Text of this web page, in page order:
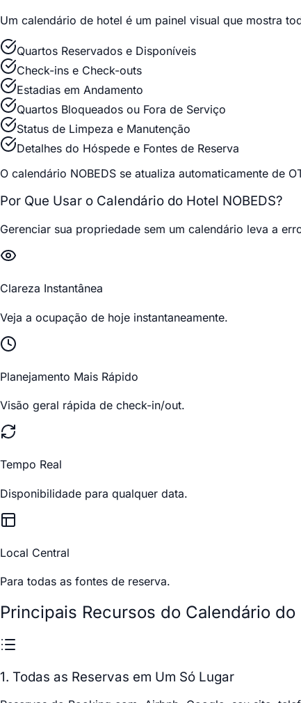
Um calendário de hotel é um painel visual que mostra
Quartos Reservados e Disponíveis
Check-ins e Check-outs
Estadias em Andamento
Quartos Bloqueados ou Fora de Serviço
Status de Limpeza e Manutenção
Detalhes do Hóspede e Fontes de Reserva
O calendário NOBEDS se atualiza automaticamente de
Por Que Usar o Calendário do Hotel NOBEDS?
Gerenciar sua propriedade sem um calendário leva a
Clareza Instantânea
Veja a ocupação de hoje instantaneamente.
Planejamento Mais Rápido
Visão geral rápida de check-in/out.
Tempo Real
Disponibilidade para qualquer data.
Local Central
Para todas as fontes de reserva.
Principais Recursos do Calendário do
1. Todas as Reservas em Um Só Lugar